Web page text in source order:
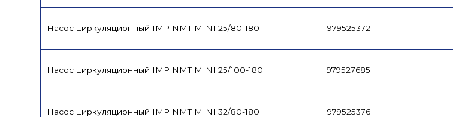
Насос циркуляционный IMP NMT MINI 25/80-180 979525372
Насос циркуляционный IMP NMT MINI 25/100-180 979527685
Насос циркуляционный IMP NMT MINI 32/80-180 979525376